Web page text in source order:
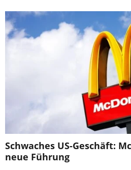
Schwaches US-Geschäft:
neue Führung